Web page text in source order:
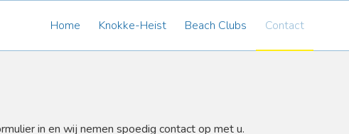
Home Knokke-Heist Beach Clubs Contact
in en wij nemen spoedig contact op met u.